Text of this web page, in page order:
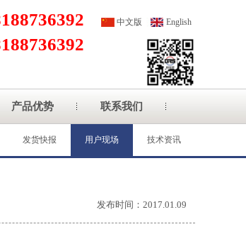
中文版 English
产品优势 联系我们
发货快报 用户现场 技术资讯
发布时间：2017.01.09